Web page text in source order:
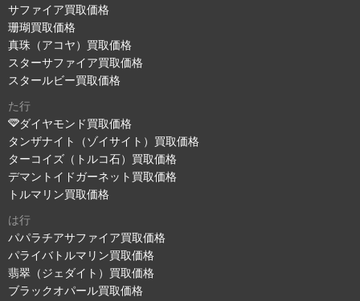
サファイア買取価格
珊瑚買取価格
真珠（アコヤ）買取価格
スターサファイア買取価格
スタールビー買取価格
た行
ダイヤモンド買取価格
タンザナイト（ゾイサイト）買取価格
ターコイズ（トルコ石）買取価格
デマントイドガーネット買取価格
トルマリン買取価格
は行
パパラチアサファイア買取価格
パライバトルマリン買取価格
翡翠（ジェダイト）買取価格
ブラックオパール買取価格